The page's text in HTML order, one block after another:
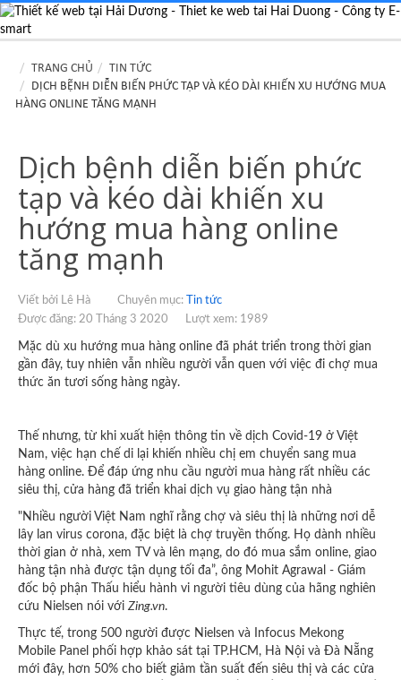
TRANG CHỦ
TIN TỨC
DỊCH BỆNH DIỄN BIẾN PHỨC TẠP VÀ KÉO DÀI KHIẾN XU HƯỚNG MUA
HÀNG ONLINE TĂNG MẠNH
Dịch bệnh diễn biến phức
tạp và kéo dài khiến xu
hướng mua hàng online
tăng mạnh
Viết bởi Lê Hà Chuyên mục:
Tin tức
Được đăng: 20 Tháng 3 2020
Lượt xem: 1989
Mặc dù xu hướng mua hàng online đã phát triển trong thời gian
gần đây, tuy nhiên vẫn nhiều người vẫn quen với việc đi chợ mua
thức ăn tươi sống hàng ngày.
Thế nhưng, từ khi xuất hiện thông tin về dịch Covid-19 ở Việt
Nam, việc hạn chế di lại khiến nhiều chị em chuyển sang mua
hàng online. Để đáp ứng nhu cầu người mua hàng rất nhiều các
siêu thị, cửa hàng đã triển khai dịch vụ giao hàng tận nhà
"Nhiều người Việt Nam nghĩ rằng chợ và siêu thị là những nơi dễ
lây lan virus corona, đặc biệt là chợ truyền thống. Họ dành nhiều
thời gian ở nhà, xem TV và lên mạng, do đó mua sắm online, giao
hàng tận nhà được tận dụng tối đa”, ông Mohit Agrawal - Giám
đốc bộ phận Thấu hiểu hành vi người tiêu dùng của hãng nghiên
cứu Nielsen nói với Zing.vn.
Thực tế, trong 500 người được Nielsen và Infocus Mekong
Mobile Panel phối hợp khảo sát tại TP.HCM, Hà Nội và Đà Nẵng
mới đây, hơn 50% cho biết giảm tần suất đến siêu thị và các cửa